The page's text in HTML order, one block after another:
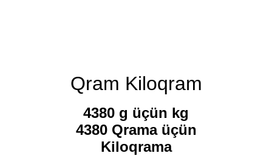
Qram Kiloqram
4380 g üçün kg
4380 Qrama üçün
Kiloqrama